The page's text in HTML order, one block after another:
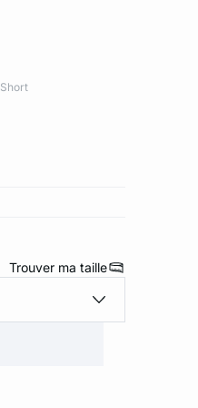
Short
Trouver ma taille